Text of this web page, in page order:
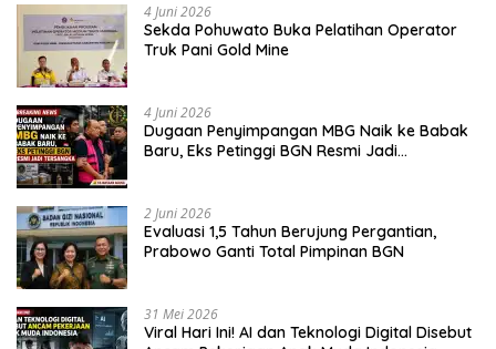
4 Juni 2026
Sekda Pohuwato Buka Pelatihan Operator
Truk Pani Gold Mine
4 Juni 2026
Dugaan Penyimpangan MBG Naik ke Babak
Baru, Eks Petinggi BGN Resmi Jadi
2 Juni 2026
Evaluasi 1,5 Tahun Berujung Pergantian,
Prabowo Ganti Total Pimpinan BGN
31 Mei 2026
Viral Hari Ini! AI dan Teknologi Digital Disebut